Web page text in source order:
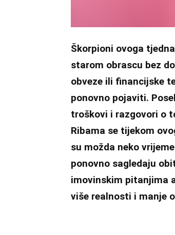
Škorpioni ovoga
starom obrascu bez
obveze ili financijske
ponovno pojaviti.
troškovi i razgovori o
Ribama se tijekom
su možda neko
ponovno sagledaju
imovinskim pitanjima
više realnosti i manje